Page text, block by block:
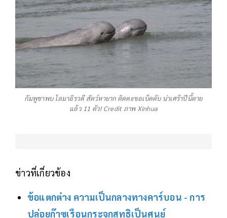
กัมพูชาพบ โลมาอิรวดี สัตว์หายาก ติดตะขอเบ็ดดับ น่าเศร้าปีนี้ตาย
แล้ว 11 ตัว! Credit ภาพ Xinhua
ข่าวที่เกี่ยวข้อง
ข้อแตกต่าง ความเป็นกลางทางคาร์บอน - การ
ปล่อยก๊าซเรือนกระจกสุทธิเป็นศูนย์